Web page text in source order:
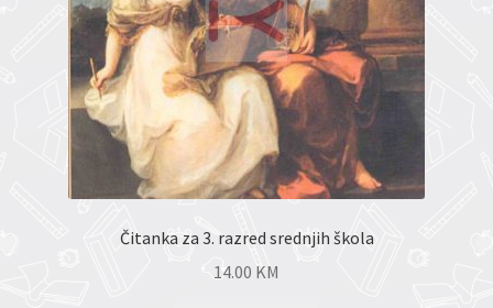
Čitanka za 3. razred srednjih škola
14.00 KM